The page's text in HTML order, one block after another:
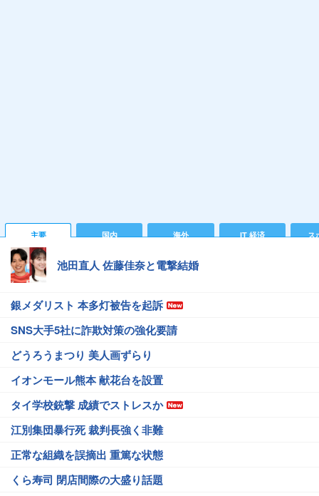
主要 国内 海外 IT 経済 ス
池田直人 佐藤佳奈と電撃結婚
銀メダリスト 本多灯被告を起訴
SNS大手5社に詐欺対策の強化要請
どうろうまつり 美人画ずらり
イオンモール熊本 献花台を設置
タイ学校銃撃 成績でストレスか
江別集団暴行死 裁判長強く非難
正常な組織を誤摘出 重篤な状態
くら寿司 閉店間際の大盛り話題